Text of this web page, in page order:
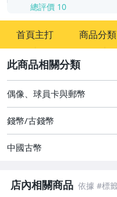
總評價 10
首頁主打 商品分類
古董、藝術與礦石
手機、配件與通訊
玩具、模型與公仔
偶像、球員卡與郵幣
錢幣/古錢幣
中國古幣
店內相關商品